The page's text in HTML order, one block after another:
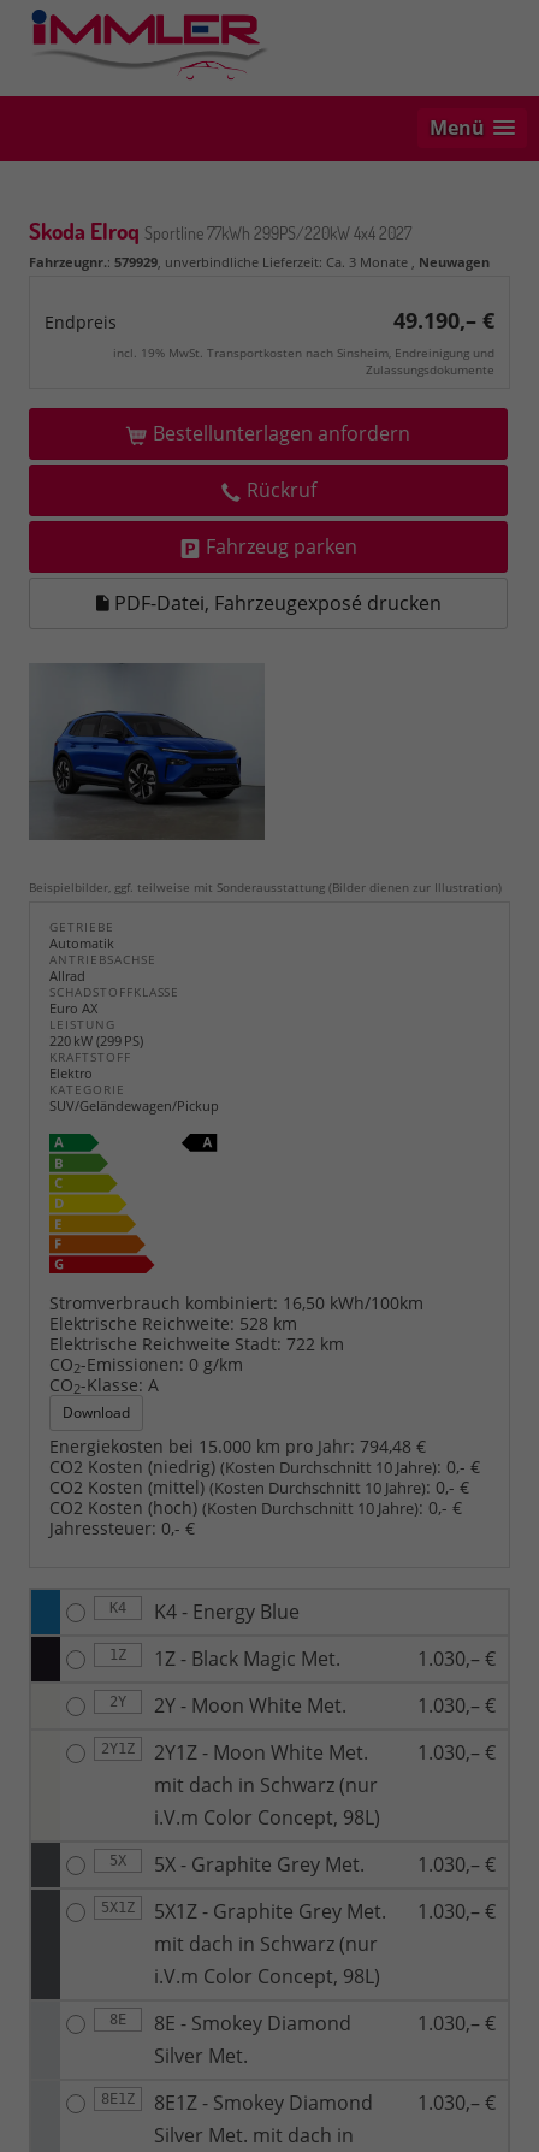
Menü
Skoda Elroq Sportline 77kWh 299PS/220kW 4x4 2027
Fahrzeugnr.: 579929, unverbindliche Lieferzeit: Ca. 3 Monate , Neuwagen
Endpreis 49.190,– €
incl. 19% MwSt. Transportkosten nach Sinsheim, Endreinigung und
Zulassungsdokumente
Bestellunterlagen anfordern
Rückruf
Fahrzeug parken
PDF-Datei, Fahrzeugexposé drucken
Beispielbilder, ggf. teilweise mit Sonderausstattung (Bilder dienen zur Illustration)
GETRIEBE
Automatik
ANTRIEBSACHSE
Allrad
SCHADSTOFFKLASSE
Euro AX
LEISTUNG
220 kW (299 PS)
KRAFTSTOFF
Elektro
KATEGORIE
SUV/Geländewagen/Pickup
Stromverbrauch kombiniert: 16,50 kWh/100km
Elektrische Reichweite: 528 km
Elektrische Reichweite Stadt: 722 km
CO2-Emissionen: 0 g/km
CO2-Klasse: A
Download
Energiekosten bei 15.000 km pro Jahr: 794,48 €
CO2 Kosten (niedrig) (Kosten Durchschnitt 10 Jahre): 0,- €
CO2 Kosten (mittel) (Kosten Durchschnitt 10 Jahre): 0,- €
CO2 Kosten (hoch) (Kosten Durchschnitt 10 Jahre): 0,- €
Jahressteuer: 0,- €
K4 K4 - Energy Blue
1Z 1Z - Black Magic Met. 1.030,– €
2Y 2Y - Moon White Met. 1.030,– €
2Y1Z
2Y1Z - Moon White Met.
mit dach in Schwarz (nur
i.V.m Color Concept, 98L)
1.030,– €
5X 5X - Graphite Grey Met. 1.030,– €
5X1Z
5X1Z - Graphite Grey Met.
mit dach in Schwarz (nur
i.V.m Color Concept, 98L)
1.030,– €
8E
8E - Smokey Diamond
Silver Met.
1.030,– €
8E1Z
8E1Z - Smokey Diamond
Silver Met. mit dach in
1.030,– €